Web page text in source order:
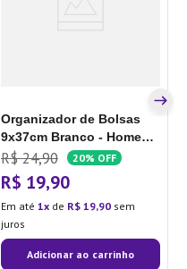
Organizador de Bolsas
9x37cm Branco - Home
Space
R$ 24,90 20% OFF
R$ 19,90
Em até 1 de R$ 19,90 sem
juros
Adicionar ao carrinho